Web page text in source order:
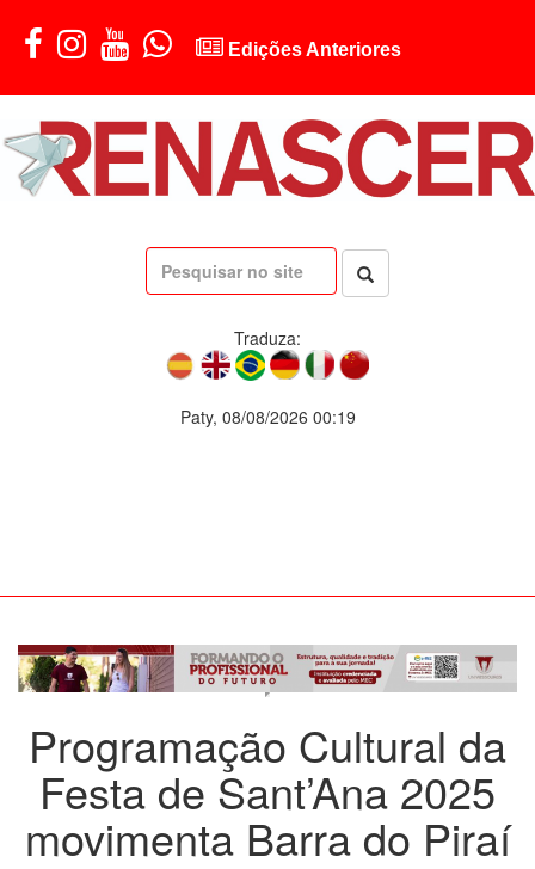
Edições Anteriores
Traduza:
Paty, 08/08/2026 00:19
Programação Cultural da
Festa de Sant’Ana 2025
movimenta Barra do Piraí